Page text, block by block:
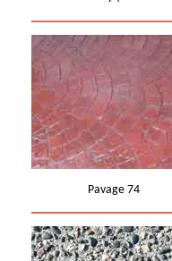
Pavage 74